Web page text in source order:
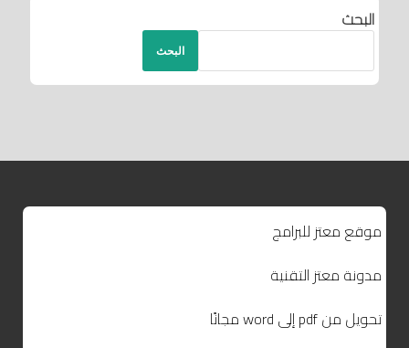
البحث
البحث
موقع معتز للبرامج
مدونة معتز التقنية
تحويل من pdf إلى word مجانًا